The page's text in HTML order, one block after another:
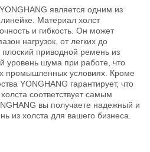
является одним из
Материал холст
и гибкость. Он может
нагрузок, от легких до
приводной ремень из
уровень шума при работе, что
промышленных условиях. Кроме
YONGHANG гарантирует, что
соответствует самым
вы получаете надежный и
из холста для вашего бизнеса.